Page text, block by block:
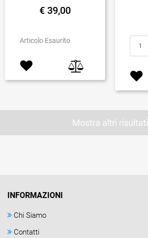
€ 39,00
Articolo Esaurito
Mostra altri risultati
INFORMAZIONI
Chi Siamo
Contatti